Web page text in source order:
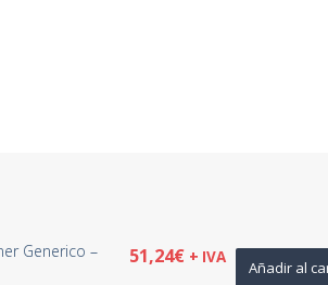
Generico –
51,24€ + IVA
Añadir al